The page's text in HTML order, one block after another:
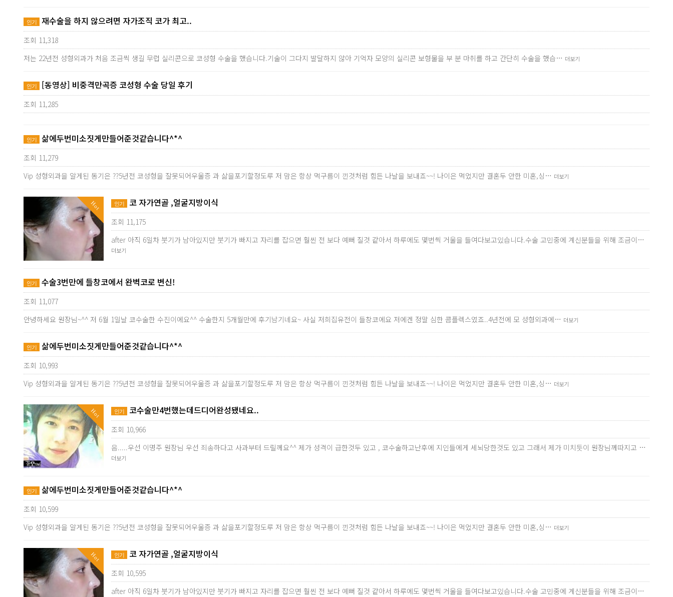
인기 재수술을 하지 않으려면 자가조직 코가 최고..
조회 11,318
저는 22년전 성형외과가 처음 조금씩 생길 무렵 실리콘으로 코성형 수술을 했습니다.기술이 그다지 발달하지 않아 기억자 모양의 실리콘 보형물을 부 분 마취를 하고 간단히 수술을 했습… 더보기
인기 [동영상] 비중격만곡증 코성형 수술 당일 후기
조회 11,285
인기 삶에두번미소짓게만들어준것같습니다^*^
조회 11,279
Vip 성형외과을 알게된 동기은 ??5년전 코성형을 잘못되어우울증 과 삶을포기할정도루 저 맘은 항상 먹구름이 낀것처럼 힘든 나날을 보내죠~~! 나이은 먹었지만 결혼두 안한 미혼,싱… 더보기
Hot 인기 코 자가연골 ,얼굴지방이식
조회 11,175
after 아직 6일차 붓기가 남아있지만 붓기가 빠지고 자리를 잡으면 훨씬 전 보다 예뻐 질것 같아서 하루에도 몇번씩 거울을 들여다보고있습니다.수술 고민중에 계신분들을 위해 조금이…
더보기
인기 수술3번만에 들창코에서 완벽코로 변신!
조회 11,077
안녕하세요 원장님~^^ 저 6월 1일날 코수술한 수진이에요^^ 수술한지 5개월만에 후기남기네요~ 사실 저희집유전이 들창코에요 저에겐 정말 심한 콤플렉스였죠..4년전에 모 성형외과에… 더보기
인기 삶에두번미소짓게만들어준것같습니다^*^
조회 10,993
Vip 성형외과을 알게된 동기은 ??5년전 코성형을 잘못되어우울증 과 삶을포기할정도루 저 맘은 항상 먹구름이 낀것처럼 힘든 나날을 보내죠~~! 나이은 먹었지만 결혼두 안한 미혼,싱… 더보기
Hot 인기 코수술만4번했는데드디어완성됐네요..
조회 10,966
음.....우선 이명주 원장님 우선 죄송하다고 사과부터 드릴께요^^ 제가 성격이 급한것두 있고 , 코수술하고난후에 지인들에게 세뇌당한것도 있고 그래서 제가 미치듯이 원장님께따지고 …
더보기
인기 삶에두번미소짓게만들어준것같습니다^*^
조회 10,599
Vip 성형외과을 알게된 동기은 ??5년전 코성형을 잘못되어우울증 과 삶을포기할정도루 저 맘은 항상 먹구름이 낀것처럼 힘든 나날을 보내죠~~! 나이은 먹었지만 결혼두 안한 미혼,싱… 더보기
Hot 인기 코 자가연골 ,얼굴지방이식
조회 10,595
after 아직 6일차 붓기가 남아있지만 붓기가 빠지고 자리를 잡으면 훨씬 전 보다 예뻐 질것 같아서 하루에도 몇번씩 거울을 들여다보고있습니다.수술 고민중에 계신분들을 위해 조금이…